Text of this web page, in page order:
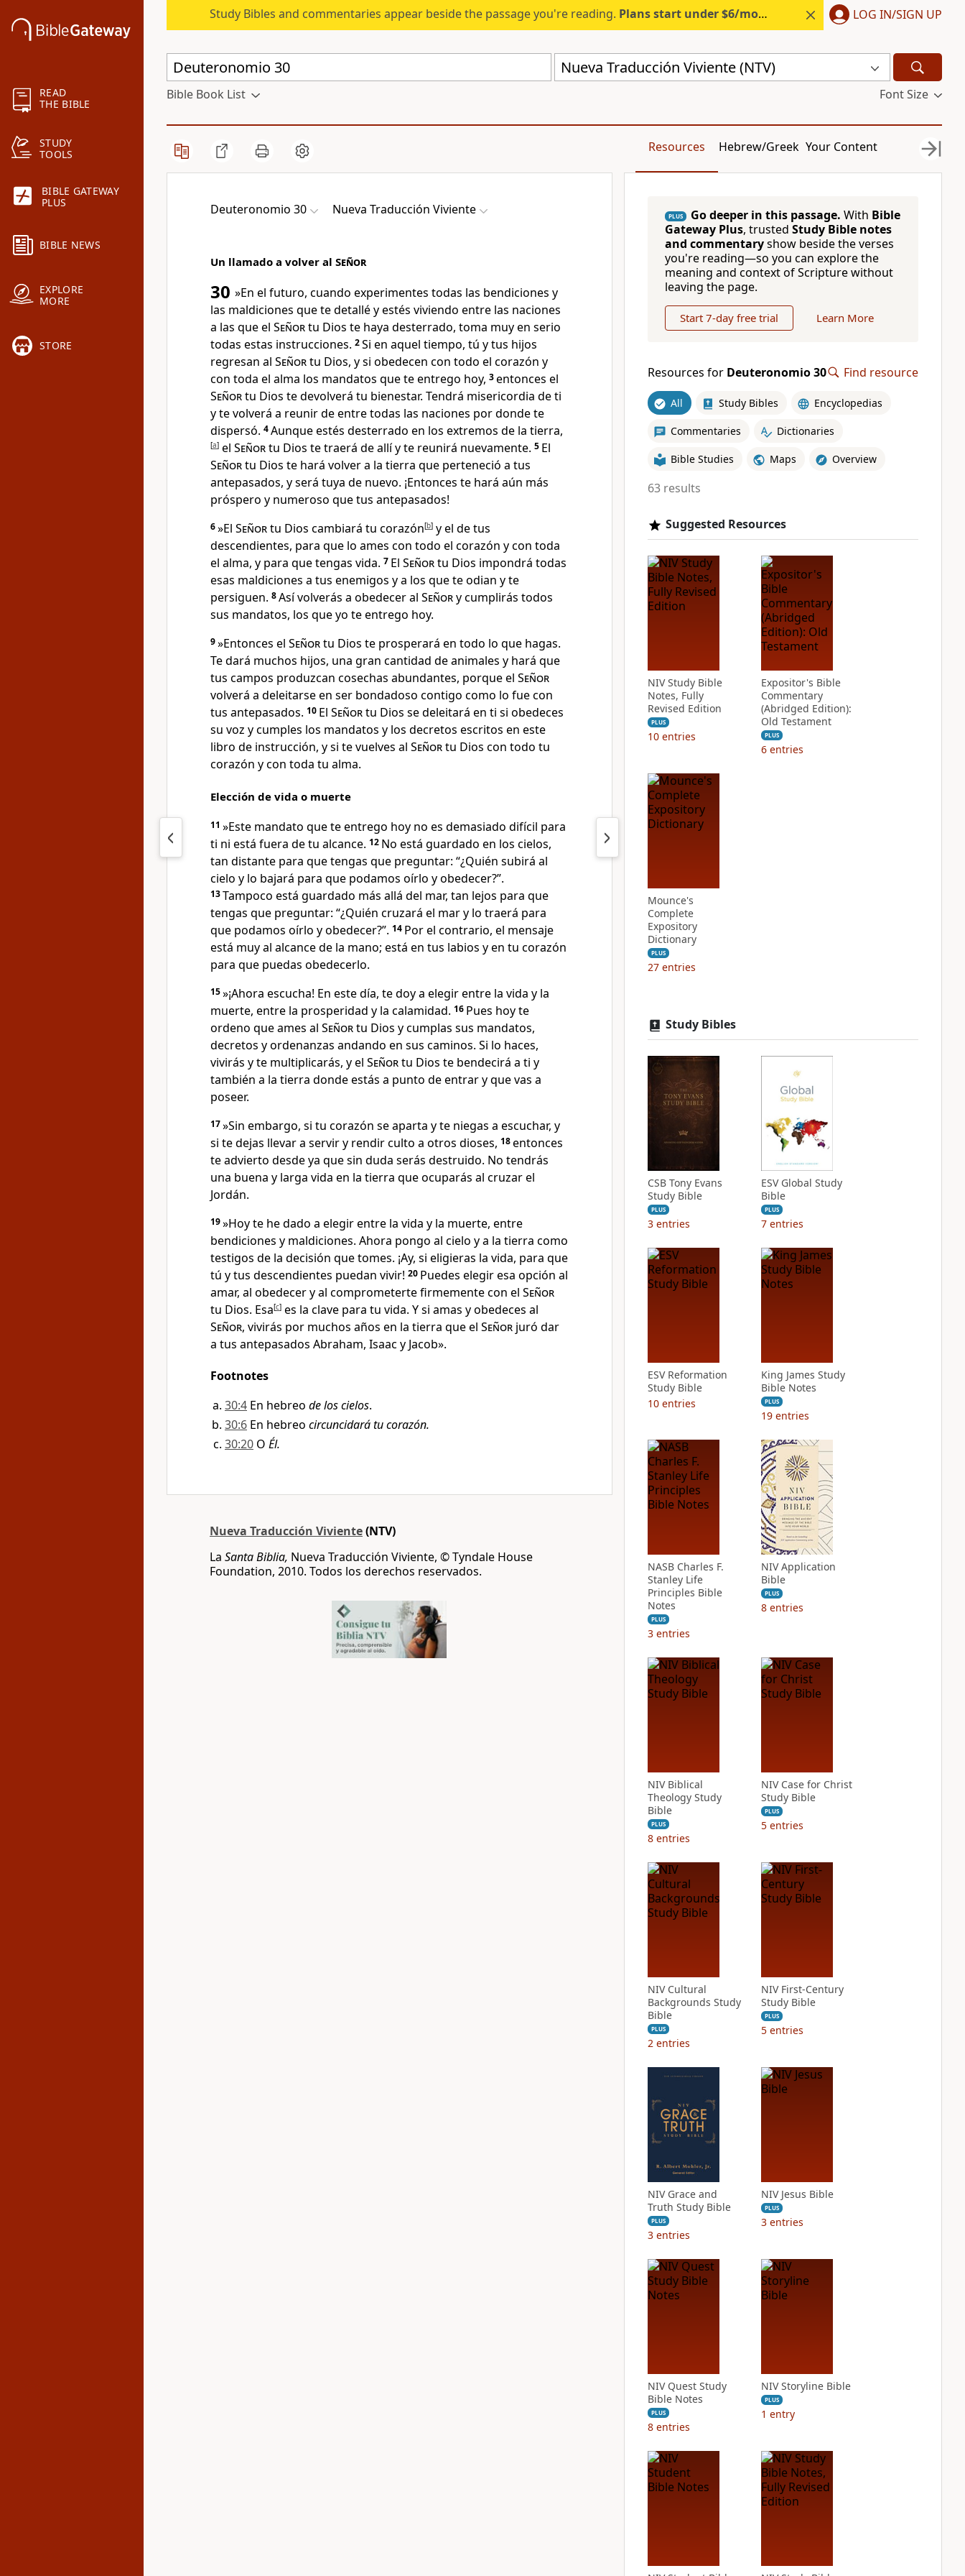
READ
THE BIBLE
STUDY
TOOLS
BIBLE GATEWAY
PLUS
BIBLE NEWS
EXPLORE
MORE
STORE
Study Bibles and commentaries appear beside the passage you're reading. Plans start under $6/month. Start free. LOG IN/SIGN UP
Nueva Traducción Viviente (NTV)
Bible Book List Font Size
Resources Hebrew/Greek Your Content
Deuteronomio 30 Nueva Traducción Viviente
Un llamado a volver al Señor
30 »En el futuro, cuando experimentes todas las bendiciones y
las maldiciones que te detallé y estés viviendo entre las naciones
a las que el Señortu Dios te haya desterrado, toma muy en serio
todas estas instrucciones. 2Si en aquel tiempo, tú y tus hijos
regresan al Señortu Dios, y si obedecen con todo el corazón y
con toda el alma los mandatos que te entrego hoy, 3entonces el
Señortu Dios te devolverá tu bienestar. Tendrá misericordia de ti
y te volverá a reunir de entre todas las naciones por donde te
dispersó. 4Aunque estés desterrado en los extremos de la tierra,
[a] el Señortu Dios te traerá de allí y te reunirá nuevamente. 5 El
Señortu Dios te hará volver a la tierra que perteneció a tus
antepasados, y será tuya de nuevo. ¡Entonces te hará aún más
próspero y numeroso que tus antepasados!
6»El Señortu Dios cambiará tu corazón[b] y el de tus
descendientes, para que lo ames con todo el corazón y con toda
el alma, y para que tengas vida. 7 El Señortu Dios impondrá todas
esas maldiciones a tus enemigos y a los que te odian y te
persiguen. 8Así volverás a obedecer al Señory cumplirás todos
sus mandatos, los que yo te entrego hoy.
9»Entonces el Señortu Dios te prosperará en todo lo que hagas.
Te dará muchos hijos, una gran cantidad de animales y hará que
tus campos produzcan cosechas abundantes, porque el Señor
volverá a deleitarse en ser bondadoso contigo como lo fue con
tus antepasados. 10 El Señortu Dios se deleitará en ti si obedeces
su voz y cumples los mandatos y los decretos escritos en este
libro de instrucción, y si te vuelves al Señortu Dios con todo tu
corazón y con toda tu alma.
Elección de vida o muerte
11 »Este mandato que te entrego hoy no es demasiado difícil para
ti ni está fuera de tu alcance. 12 No está guardado en los cielos,
tan distante para que tengas que preguntar: “¿Quién subirá al
cielo y lo bajará para que podamos oírlo y obedecer?”.
13Tampoco está guardado más allá del mar, tan lejos para que
tengas que preguntar: “¿Quién cruzará el mar y lo traerá para
que podamos oírlo y obedecer?”. 14 Por el contrario, el mensaje
está muy al alcance de la mano; está en tus labios y en tu corazón
para que puedas obedecerlo.
15»¡Ahora escucha! En este día, te doy a elegir entre la vida y la
muerte, entre la prosperidad y la calamidad. 16 Pues hoy te
ordeno que ames al Señortu Dios y cumplas sus mandatos,
decretos y ordenanzas andando en sus caminos. Si lo haces,
vivirás y te multiplicarás, y el Señortu Dios te bendecirá a ti y
también a la tierra donde estás a punto de entrar y que vas a
poseer.
17»Sin embargo, si tu corazón se aparta y te niegas a escuchar, y
si te dejas llevar a servir y rendir culto a otros dioses, 18entonces
te advierto desde ya que sin duda serás destruido. No tendrás
una buena y larga vida en la tierra que ocuparás al cruzar el
Jordán.
19»Hoy te he dado a elegir entre la vida y la muerte, entre
bendiciones y maldiciones. Ahora pongo al cielo y a la tierra como
testigos de la decisión que tomes. ¡Ay, si eligieras la vida, para que
tú y tus descendientes puedan vivir! 20 Puedes elegir esa opción al
amar, al obedecer y al comprometerte firmemente con el Señor
tu Dios. Esa[c] es la clave para tu vida. Y si amas y obedeces al
Señor, vivirás por muchos años en la tierra que el Señor juró dar
a tus antepasados Abraham, Isaac y Jacob».
Footnotes
30:4 En hebreo de los cielos.
30:6 En hebreo circuncidará tu corazón.
30:20 O Él.
Nueva Traducción Viviente(NTV)
La Santa Biblia, Nueva Traducción Viviente, © Tyndale House
Foundation, 2010. Todos los derechos reservados.
PLUS Go deeper in this passage. With Bible
Gateway Plus, trusted Study Bible notes
and commentaryshow beside the verses
you're reading—so you can explore the
meaning and context of Scripture without
leaving the page.
Start 7-day free trial Learn More
Resources for Deuteronomio 30 Find resource
All Study Bibles Encyclopedias
Commentaries Dictionaries
Bible Studies Maps Overview
63 results
Suggested Resources
NIV Study Bible
Notes, Fully
Revised Edition
PLUS
10 entries
Expositor's Bible
Commentary
(Abridged Edition):
Old Testament
PLUS
6 entries
Mounce's
Complete
Expository
Dictionary
PLUS
27 entries
Study Bibles
CSB Tony Evans
Study Bible
PLUS
3 entries
ESV Global Study
Bible
PLUS
7 entries
ESV Reformation
Study Bible
10 entries
King James Study
Bible Notes
PLUS
19 entries
NASB Charles F.
Stanley Life
Principles Bible
Notes
PLUS
3 entries
NIV Application
Bible
PLUS
8 entries
NIV Biblical
Theology Study
Bible
PLUS
8 entries
NIV Case for Christ
Study Bible
PLUS
5 entries
NIV Cultural
Backgrounds Study
Bible
PLUS
2 entries
NIV First-Century
Study Bible
PLUS
5 entries
NIV Grace and
Truth Study Bible
PLUS
3 entries
NIV Jesus Bible
PLUS
3 entries
NIV Quest Study
Bible Notes
PLUS
8 entries
NIV Storyline Bible
PLUS
1 entry